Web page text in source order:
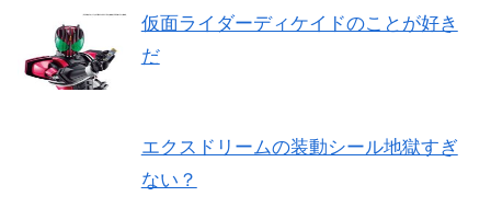
仮面ライダーディケイドのことが好き
だ
エクスドリームの装動シール地獄すぎ
ない？